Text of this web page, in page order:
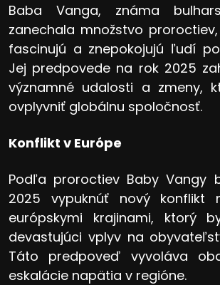
Baba Vanga, známa
zanechala množstvo
fascinujú a znepokojujú ľudí
Jej predpovede na rok 2025
významné udalosti a zmeny,
ovplyvniť globálnu spoločnosť.
Konflikt v Európe
Podľa proroctiev Baby Vangy
2025 vypuknúť nový konflikt
európskymi krajinami, ktorý
devastujúci vplyv na
Táto predpoveď vyvoláva
eskalácie napätia v regióne.